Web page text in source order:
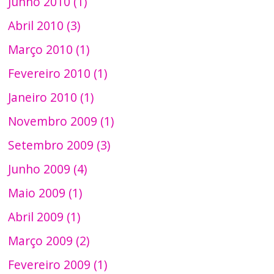
Abril 2010 (3)
Março 2010 (1)
Fevereiro 2010 (1)
Janeiro 2010 (1)
Novembro 2009 (1)
Setembro 2009 (3)
Junho 2009 (4)
Maio 2009 (1)
Abril 2009 (1)
Março 2009 (2)
Fevereiro 2009 (1)